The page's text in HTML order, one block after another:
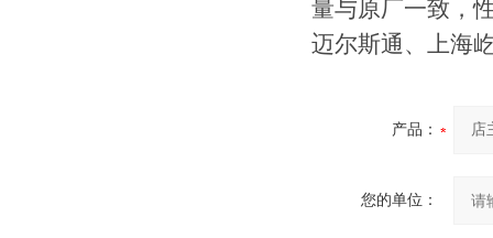
量与原厂一致，
迈尔斯通、上海
产品：
您的单位：